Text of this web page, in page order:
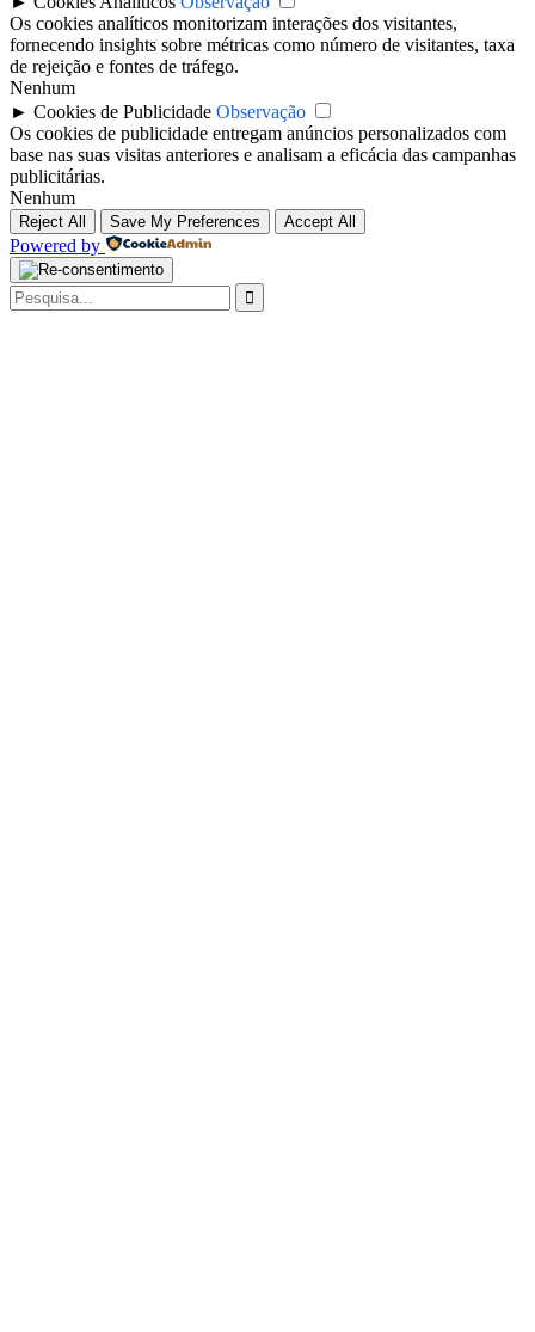
Os cookies analíticos monitorizam interações dos visitantes,
fornecendo insights sobre métricas como número de visitantes, taxa
de rejeição e fontes de tráfego.
Nenhum
► Cookies de Publicidade Observação
Os cookies de publicidade entregam anúncios personalizados com
base nas suas visitas anteriores e analisam a eficácia das campanhas
publicitárias.
Nenhum
Reject All Save My Preferences Accept All
Powered by